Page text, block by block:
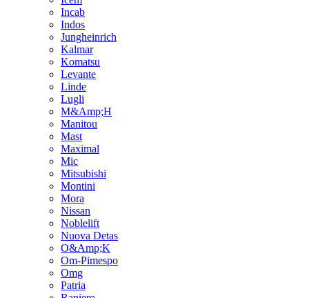
Incab
Indos
Jungheinrich
Kalmar
Komatsu
Levante
Linde
Lugli
M&Amp;H
Manitou
Mast
Maximal
Mic
Mitsubishi
Montini
Mora
Nissan
Noblelift
Nuova Detas
O&Amp;K
Om-Pimespo
Omg
Patria